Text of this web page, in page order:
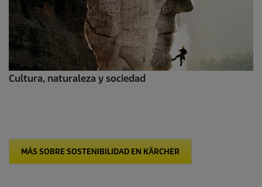
Cultura, naturaleza y sociedad
MÁS SOBRE SOSTENIBILIDAD EN KÄRCHER